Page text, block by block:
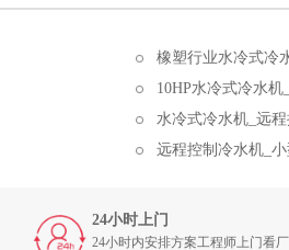
橡塑行业水冷式冷
10HP水冷式冷水
水冷式冷水机_远
远程控制冷水机_
24小时上门
24小时内安排方案工程师上门看厂